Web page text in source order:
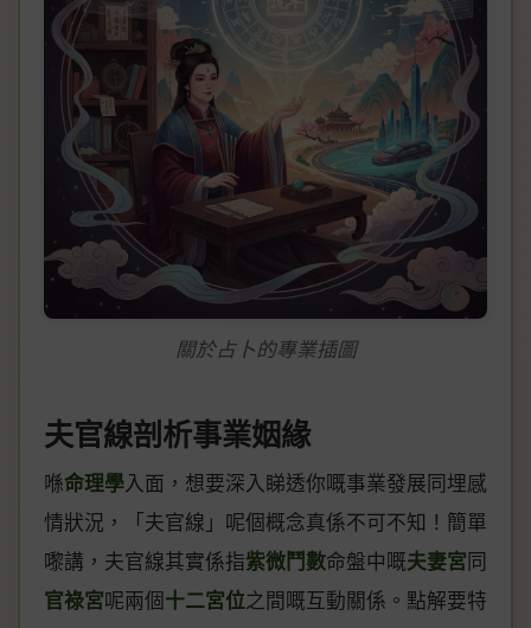
關於占卜的專業插圖
夫官線剖析事業姻緣
喺命理學入面，想要深入睇透你嘅事業發展同埋感
情狀況，「夫官線」呢個概念真係不可不知！簡單
嚟講，夫官線其實係指紫微鬥數命盤中嘅夫妻宮 同
官祿宮呢兩個 十二宮位之間嘅互動關係。點解要特